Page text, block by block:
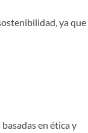
ya que
en ética y